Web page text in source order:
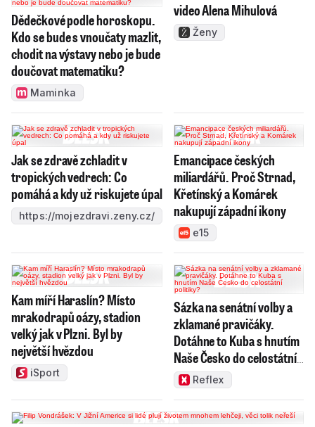
Dědečkové podle horoskopu.
Kdo se bude s vnoučaty mazlit,
chodit na výstavy nebo je bude
doučovat matematiku?
Maminka
video Alena Mihulová
Ženy
Jak se zdravě zchladit v
tropických vedrech: Co
pomáhá a kdy už riskujete úpal
https://mojezdravi.zeny.cz/
Emancipace českých
miliardářů. Proč Strnad,
Křetínský a Komárek
nakupují západní ikony
e15
Kam míří Haraslín? Místo
mrakodrapů oázy, stadion
velký jak v Plzni. Byl by
největší hvězdou
iSport
Sázka na senátní volby a
zklamané pravičáky.
Dotáhne to Kuba s hnutím
Naše Česko do celostátní
politiky?
Reflex